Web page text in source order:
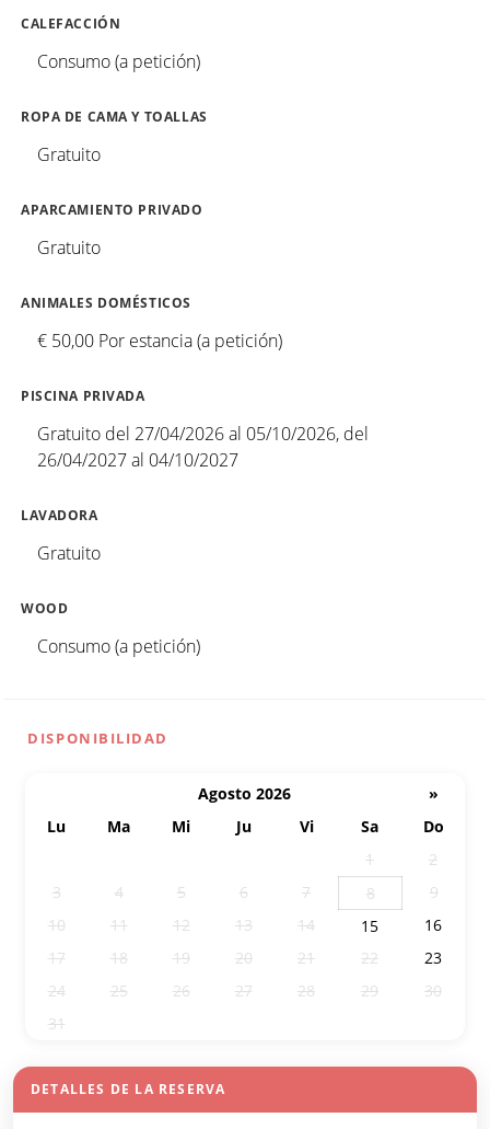
CALEFACCIÓN
Consumo (a petición)
ROPA DE CAMA Y TOALLAS
Gratuito
APARCAMIENTO PRIVADO
Gratuito
ANIMALES DOMÉSTICOS
€ 50,00 Por estancia (a petición)
PISCINA PRIVADA
Gratuito del 27/04/2026 al 05/10/2026, del
26/04/2027 al 04/10/2027
LAVADORA
Gratuito
WOOD
Consumo (a petición)
DISPONIBILIDAD
Agosto 2026
»
Lu
Ma Mi Ju Vi Sa
Do
1
2
3
4 5 6 7 8
9
10
11 12 13 14 15
16
17
18 19 20 21 22
23
24
25 26 27 28 29
30
31
DETALLES DE LA RESERVA